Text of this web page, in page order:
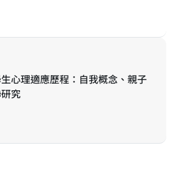
心理適應歷程：自我概念、親子
究